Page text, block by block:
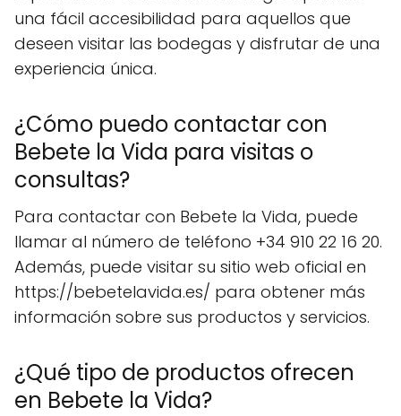
una fácil accesibilidad para aquellos que
deseen visitar las bodegas y disfrutar de una
experiencia única.
¿Cómo puedo contactar con
Bebete la Vida para visitas o
consultas?
Para contactar con Bebete la Vida, puede
llamar al número de teléfono +34 910 22 16 20.
Además, puede visitar su sitio web oficial en
https://bebetelavida.es/ para obtener más
información sobre sus productos y servicios.
¿Qué tipo de productos ofrecen
en Bebete la Vida?